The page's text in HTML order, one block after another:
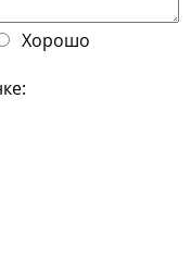
Хорошо